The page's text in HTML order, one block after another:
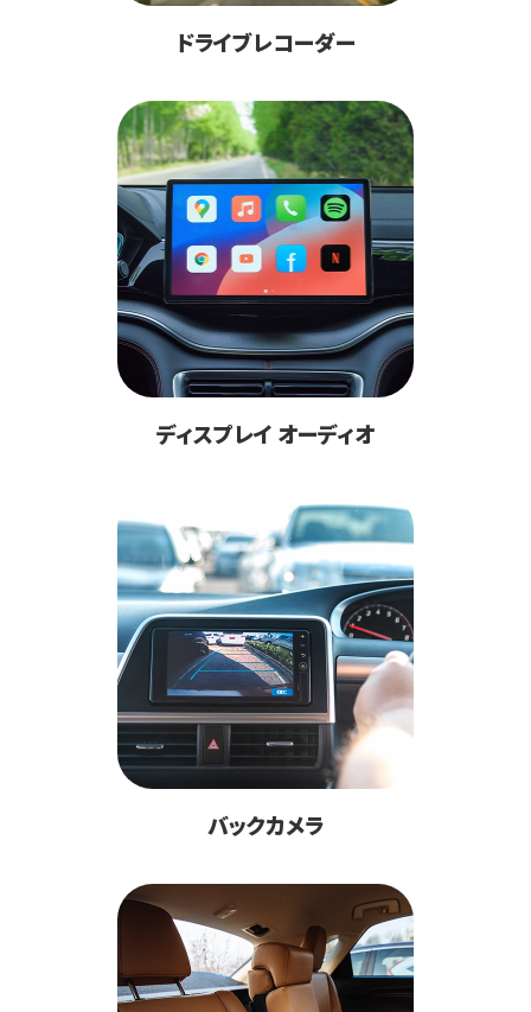
ドライブレコーダー
ディスプレイ オーディオ
バックカメラ